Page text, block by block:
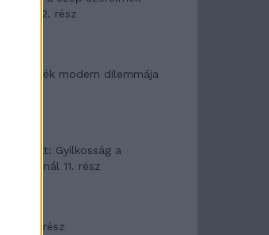
mítosza 2. rész
Az ereklyék modern dilemmája
T. Barnett: Gyilkosság a
Garda-tónál 11. rész
Minka 8. rész